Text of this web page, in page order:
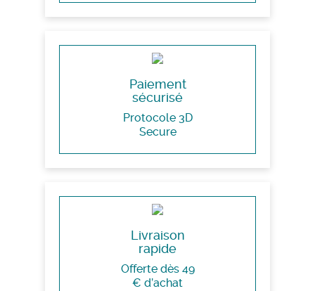
Paiement
sécurisé
Protocole 3D
Secure
Livraison
rapide
Offerte dès 49
€ d’achat